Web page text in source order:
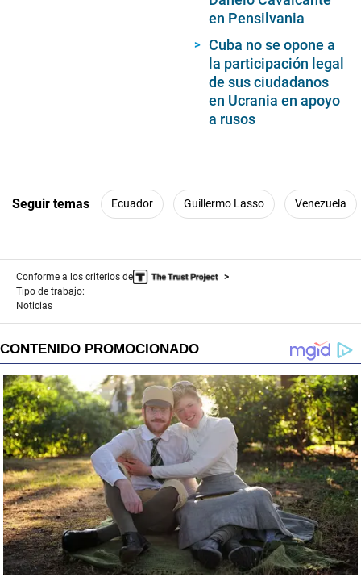
en Pensilvania
Cuba no se opone a
la participación legal
de sus ciudadanos
en Ucrania en apoyo
a rusos
Seguir temas Ecuador Guillermo Lasso Venezuela
Conforme a los criterios de
Tipo de trabajo:
Noticias